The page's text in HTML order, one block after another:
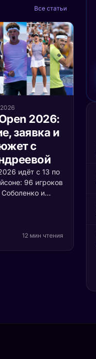
Все статьи
2026:
заявка и
с
идёт с 13 по
96 игроков
и
хард
12 мин чтения